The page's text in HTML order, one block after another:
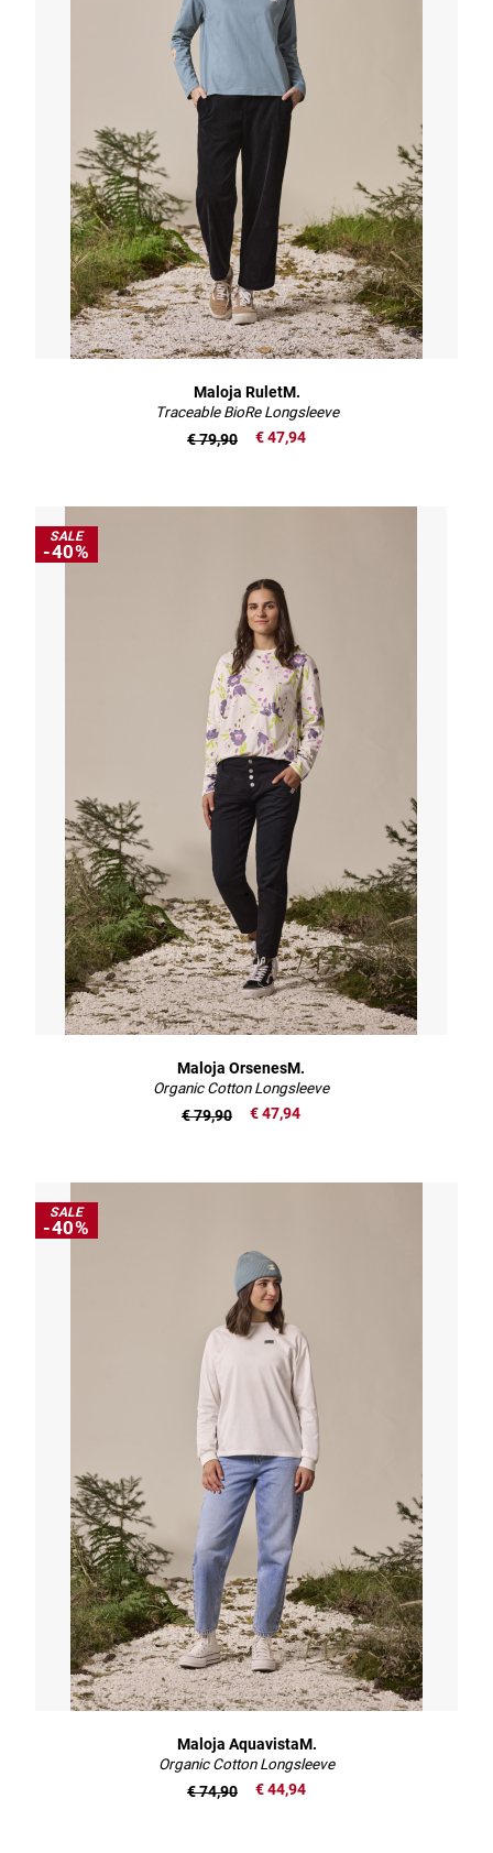
Maloja RuletM.
Traceable BioRe Longsleeve
€ 47,94
€ 79,90
SALE
-40%
Maloja OrsenesM.
Organic Cotton Longsleeve
€ 47,94
€ 79,90
SALE
-40%
Maloja AquavistaM.
Organic Cotton Longsleeve
€ 44,94
€ 74,90